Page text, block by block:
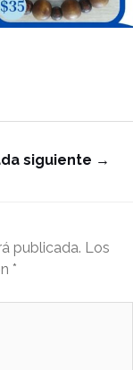
siguiente →
publicada. Los
*